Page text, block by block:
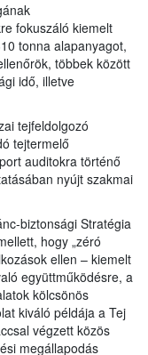
fokuszáló kiemelt
tonna alapanyagot,
többek között
idő, illetve
tejfeldolgozó
tejtermelő
auditokra történő
nyújt szakmai
biztonsági Stratégia
hogy „zéró
ellen – kiemelt
együttműködésre, a
kölcsönös
kiváló példája a Tej
végzett közös
megállapodás